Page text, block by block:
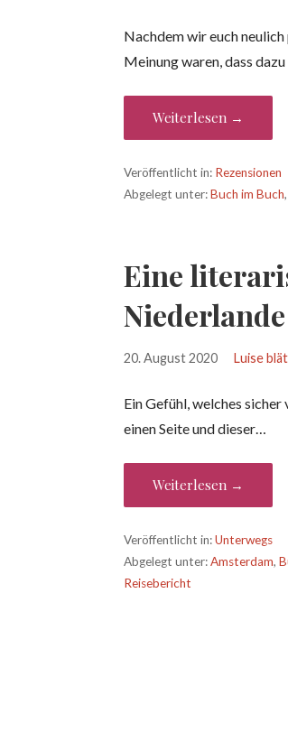
Nachdem wir euch
Meinung waren, dass
Weiterlesen →
Veröffentlicht in: Rezensionen
Abgelegt unter:Buch im Buch
Eine
Niederlande
20. August 2020 Luise
Ein Gefühl, welches
einen Seite und dieser…
Weiterlesen →
Veröffentlicht in:Unterwegs
Abgelegt unter:Amsterdam,
Reisebericht